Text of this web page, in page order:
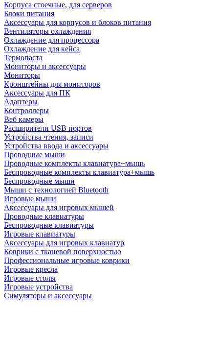
Корпуса стоечные, для серверов
Блоки питания
Аксессуары для корпусов и блоков питания
Вентиляторы охлаждения
Охлаждение для процессора
Охлаждение для кейса
Термопаста
Мониторы и аксессуары
Мониторы
Кронштейны для мониторов
Аксессуары для ПК
Адаптеры
Контроллеры
Веб камеры
Расширители USB портов
Устройства чтения, записи
Устройства ввода и аксессуары
Проводные мыши
Проводные комплекты клавиатура+мышь
Беспроводные комплекты клавиатура+мышь
Беспроводные мыши
Мыши с технологией Bluetooth
Игровые мыши
Аксессуары для игровых мышей
Проводные клавиатуры
Беспроводные клавиатуры
Игровые клавиатуры
Аксессуары для игровых клавиатур
Коврики с тканевой поверхностью
Профессиональные игровые коврики
Игровые кресла
Игровые столы
Игровые устройства
Симуляторы и аксессуары